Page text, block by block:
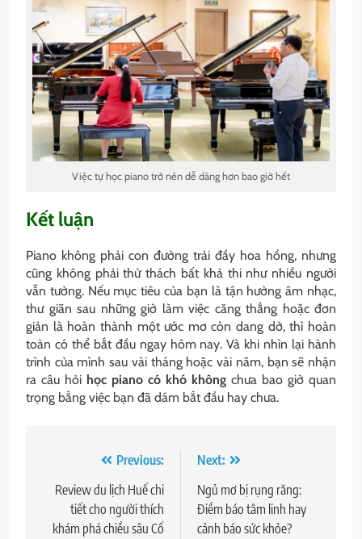
Việc tự học piano trở nên dễ dàng hơn bao giờ hết
Kết luận
Piano không phải con đường trải đầy hoa hồng, nhưng
cũng không phải thử thách bất khả thi như nhiều người
vẫn tưởng. Nếu mục tiêu của bạn là tận hưởng âm nhạc,
thư giãn sau những giờ làm việc căng thẳng hoặc đơn
giản là hoàn thành một ước mơ còn dang dở, thì hoàn
toàn có thể bắt đầu ngay hôm nay. Và khi nhìn lại hành
trình của mình sau vài tháng hoặc vài năm, bạn sẽ nhận
ra câu hỏi học piano có khó không chưa bao giờ quan
trọng bằng việc bạn đã dám bắt đầu hay chưa.
hướng
bài
Previous:
Review du lịch Huế chi
tiết cho người thích
khám phá chiều sâu Cố
Next:
Ngủ mơ bị rụng răng:
Điềm báo tâm linh hay
cảnh báo sức khỏe?